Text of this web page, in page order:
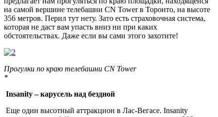
на самой вершине телебашни CN Tower в Торонто, на высоте
356 метров. Перил тут нету. Зато есть страховочная система,
которая не даст вам упасть вниз ни при каких
обстоятельствах. Даже если вы сами этого захотите!
Прогулки по краю телебашни CN Tower
*
Insanity – карусель над бездной
Еще один высотный аттракцион в Лас-Вегасе. Insanity